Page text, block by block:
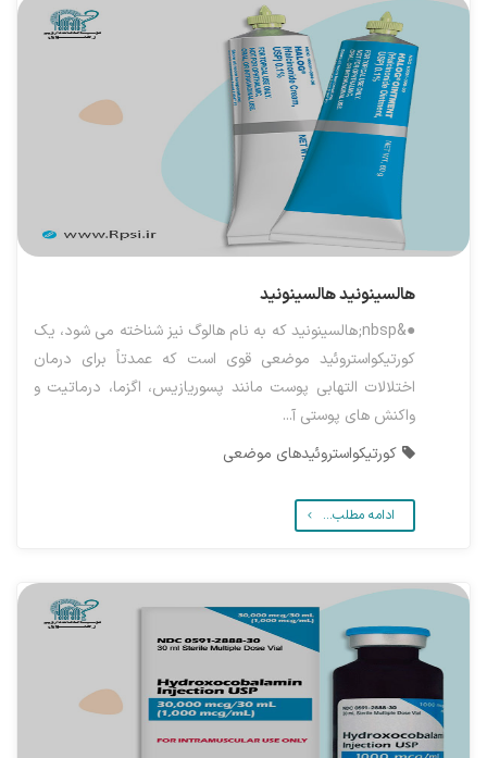
هالسینونیدهالسینونید
●&nbsp;هالسینونید که به نام هالوگ نیز شناخته می شود، یک
کورتیکواستروئید موضعی قوی است که عمدتاً برای درمان
اختلالات التهابی پوست مانند پسوریازیس، اگزما، درماتیت و
واکنش های پوستی آ...
کورتیکواستروئیدهای موضعی
ادامه مطلب...